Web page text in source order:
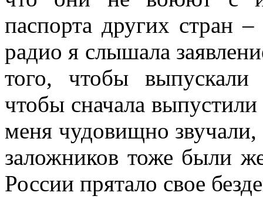
паспорта других стран
радио я слышала
того, чтобы
чтобы сначала
меня чудовищно
заложников тоже были
России прятало свое